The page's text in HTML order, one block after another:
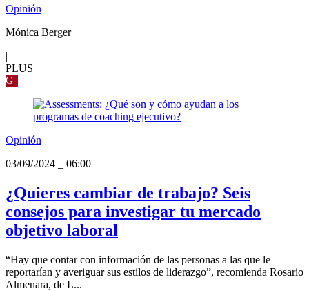
Opinión
Mónica Berger
|
PLUS
G
Opinión
03/09/2024
06:00
¿Quieres cambiar de trabajo? Seis
consejos para investigar tu mercado
objetivo laboral
“Hay que contar con información de las personas a las que le
reportarían y averiguar sus estilos de liderazgo”, recomienda Rosario
Almenara, de L...